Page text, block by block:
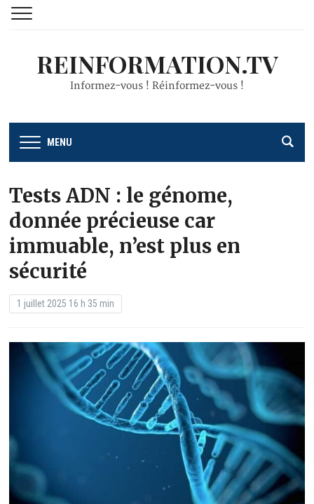
REINFORMATION.TV
Informez-vous ! Réinformez-vous !
MENU
Tests ADN : le génome,
donnée précieuse car
immuable, n’est plus en
sécurité
1 juillet 2025 16 h 35 min